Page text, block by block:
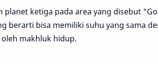
planet ketiga pada area yang disebut
berarti bisa memiliki suhu yang sama
makhluk hidup.